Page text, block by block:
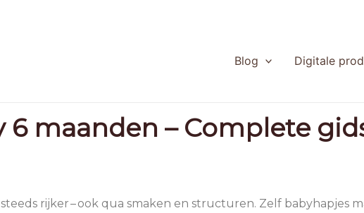
Blog Digitale
maanden – Complete
rijker – ook qua smaken en structuren. Zelf babyhapjes